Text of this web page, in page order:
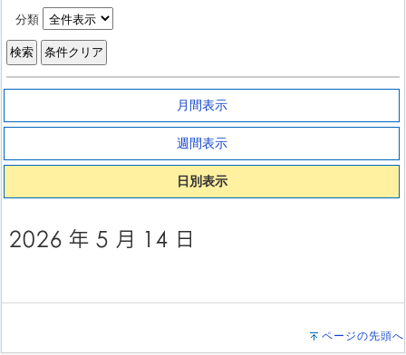
分類
月間表示
週間表示
日別表示
ページの先頭へ